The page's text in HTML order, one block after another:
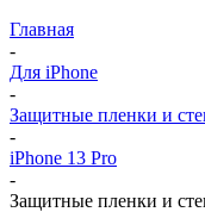
Главная
-
Для iPhone
-
Защитные пленки и
-
iPhone 13 Pro
-
Защитные пленки и